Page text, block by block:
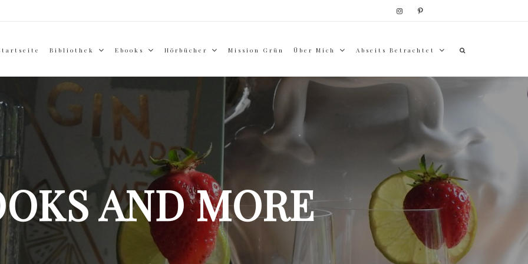
Bibliothek Ebooks Hörbücher Mission Grün Über Mich Abseits Betrachtet
AND MORE